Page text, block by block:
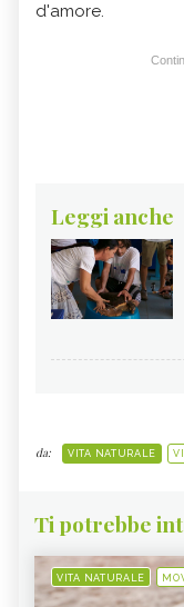
d'amore.
Leggi anche
da: VITA NATURALE
Ti potrebbe
VITA NATURALE